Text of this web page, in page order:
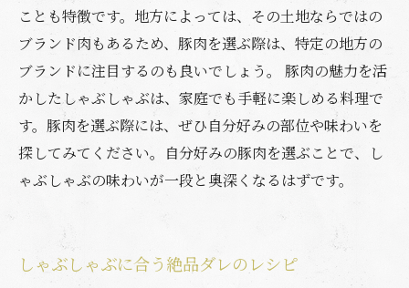
ことも特徴です。地方によっては、その土地ならではの
ブランド肉もあるため、豚肉を選ぶ際は、特定の地方の
ブランドに注目するのも良いでしょう。 豚肉の魅力を活
かしたしゃぶしゃぶは、家庭でも手軽に楽しめる料理で
す。豚肉を選ぶ際には、ぜひ自分好みの部位や味わいを
探してみてください。自分好みの豚肉を選ぶことで、し
ゃぶしゃぶの味わいが一段と奥深くなるはずです。
しゃぶしゃぶに合う絶品ダレのレシピ